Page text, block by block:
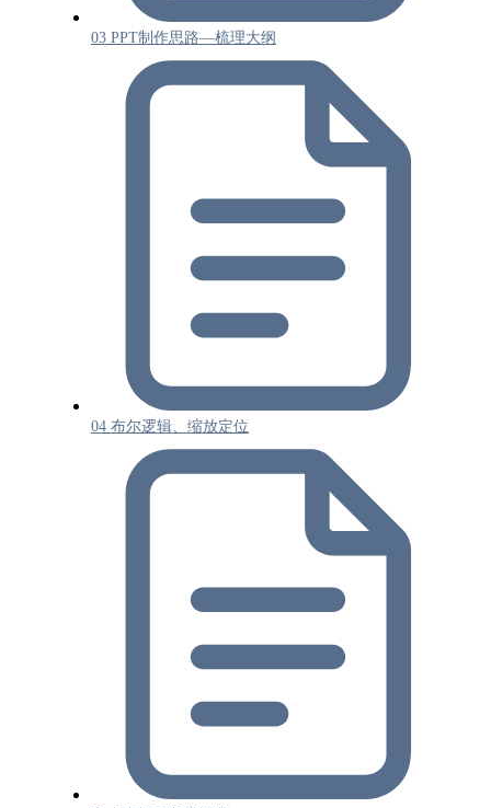
03 PPT制作思路—梳理大纲
04 布尔逻辑、缩放定位